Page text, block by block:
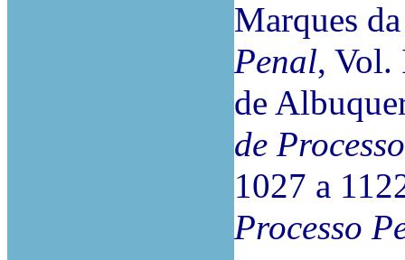
Marques
Penal, Vol.
de
de
1027 a
Processo